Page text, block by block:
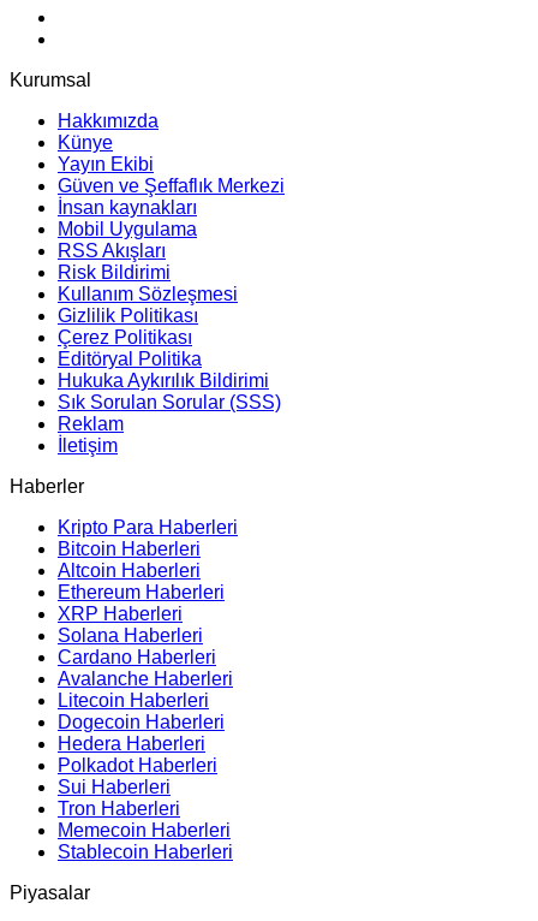
Kurumsal
Hakkımızda
Künye
Yayın Ekibi
Güven ve Şeffaflık Merkezi
İnsan kaynakları
Mobil Uygulama
RSS Akışları
Risk Bildirimi
Kullanım Sözleşmesi
Gizlilik Politikası
Çerez Politikası
Editöryal Politika
Hukuka Aykırılık Bildirimi
Sık Sorulan Sorular (SSS)
Reklam
İletişim
Haberler
Kripto Para Haberleri
Bitcoin Haberleri
Altcoin Haberleri
Ethereum Haberleri
XRP Haberleri
Solana Haberleri
Cardano Haberleri
Avalanche Haberleri
Litecoin Haberleri
Dogecoin Haberleri
Hedera Haberleri
Polkadot Haberleri
Sui Haberleri
Tron Haberleri
Memecoin Haberleri
Stablecoin Haberleri
Piyasalar